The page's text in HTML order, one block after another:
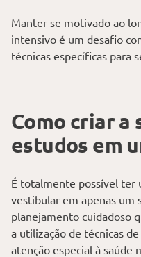
Manter-se motivado ao
intensivo é um desafio
técnicas específicas para
Como criar a
estudos em
É totalmente possível ter
vestibular em apenas um
planejamento cuidadoso
a utilização de técnicas
atenção especial à saúde